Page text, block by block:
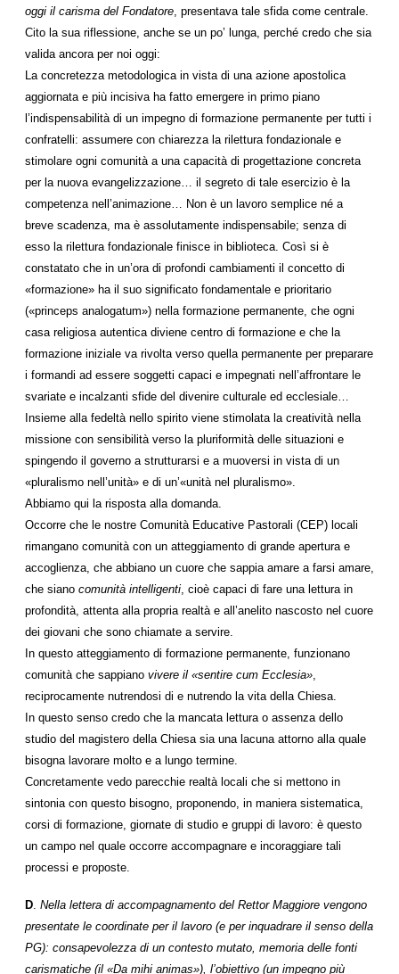
oggi il carisma del Fondatore, presentava tale sfida come centrale.
Cito la sua riflessione, anche se un po’ lunga, perché credo che sia
valida ancora per noi oggi:
La concretezza metodologica in vista di una azione apostolica
aggiornata e più incisiva ha fatto emergere in primo piano
l’indispensabilità di un impegno di formazione permanente per tutti i
confratelli: assumere con chiarezza la rilettura fondazionale e
stimolare ogni comunità a una capacità di progettazione concreta
per la nuova evangelizzazione… il segreto di tale esercizio è la
competenza nell’animazione… Non è un lavoro semplice né a
breve scadenza, ma è assolutamente indispensabile; senza di
esso la rilettura fondazionale finisce in biblioteca. Così si è
constatato che in un’ora di profondi cambiamenti il concetto di
«formazione» ha il suo significato fondamentale e prioritario
(«princeps analogatum») nella formazione permanente, che ogni
casa religiosa autentica diviene centro di formazione e che la
formazione iniziale va rivolta verso quella permanente per preparare
i formandi ad essere soggetti capaci e impegnati nell’affrontare le
svariate e incalzanti sfide del divenire culturale ed ecclesiale…
Insieme alla fedeltà nello spirito viene stimolata la creatività nella
missione con sensibilità verso la pluriformità delle situazioni e
spingendo il governo a strutturarsi e a muoversi in vista di un
«pluralismo nell’unità» e di un’«unità nel pluralismo».
Abbiamo qui la risposta alla domanda.
Occorre che le nostre Comunità Educative Pastorali (CEP) locali
rimangano comunità con un atteggiamento di grande apertura e
accoglienza, che abbiano un cuore che sappia amare a farsi amare,
che siano comunità intelligenti, cioè capaci di fare una lettura in
profondità, attenta alla propria realtà e all’anelito nascosto nel cuore
dei giovani che sono chiamate a servire.
In questo atteggiamento di formazione permanente, funzionano
comunità che sappiano vivere il «sentire cum Ecclesia»,
reciprocamente nutrendosi di e nutrendo la vita della Chiesa.
In questo senso credo che la mancata lettura o assenza dello
studio del magistero della Chiesa sia una lacuna attorno alla quale
bisogna lavorare molto e a lungo termine.
Concretamente vedo parecchie realtà locali che si mettono in
sintonia con questo bisogno, proponendo, in maniera sistematica,
corsi di formazione, giornate di studio e gruppi di lavoro: è questo
un campo nel quale occorre accompagnare e incoraggiare tali
processi e proposte.
D. Nella lettera di accompagnamento del Rettor Maggiore vengono
presentate le coordinate per il lavoro (e per inquadrare il senso della
PG): consapevolezza di un contesto mutato, memoria delle fonti
carismatiche (il «Da mihi animas»), l’obiettivo (un impegno più